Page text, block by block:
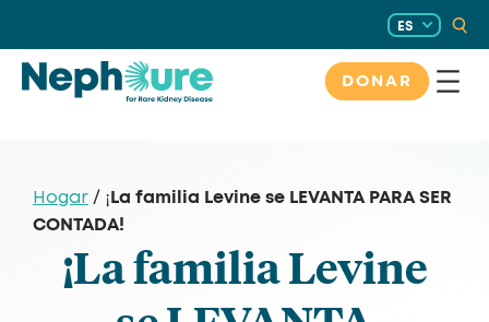
contenido
ES
DONAR
Hogar / ¡La familia Levine se LEVANTA PARA SER
CONTADA!
¡La familia Levine